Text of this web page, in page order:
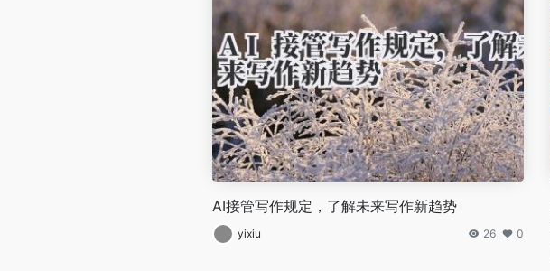
AI接管写作规定，了解未来写作新趋势
yixiu 26 0